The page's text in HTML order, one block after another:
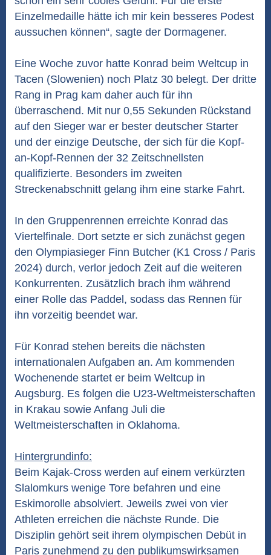
Einzelmedaille hätte ich mir kein besseres Podest
aussuchen können“, sagte der Dormagener.
Eine Woche zuvor hatte Konrad beim Weltcup in
Tacen (Slowenien) noch Platz 30 belegt. Der dritte
Rang in Prag kam daher auch für ihn
überraschend. Mit nur 0,55 Sekunden Rückstand
auf den Sieger war er bester deutscher Starter
und der einzige Deutsche, der sich für die Kopf-
an-Kopf-Rennen der 32 Zeitschnellsten
qualifizierte. Besonders im zweiten
Streckenabschnitt gelang ihm eine starke Fahrt.
In den Gruppenrennen erreichte Konrad das
Viertelfinale. Dort setzte er sich zunächst gegen
den Olympiasieger Finn Butcher (K1 Cross / Paris
2024) durch, verlor jedoch Zeit auf die weiteren
Konkurrenten. Zusätzlich brach ihm während
einer Rolle das Paddel, sodass das Rennen für
ihn vorzeitig beendet war.
Für Konrad stehen bereits die nächsten
internationalen Aufgaben an. Am kommenden
Wochenende startet er beim Weltcup in
Augsburg. Es folgen die U23-Weltmeisterschaften
in Krakau sowie Anfang Juli die
Weltmeisterschaften in Oklahoma.
Hintergrundinfo:
Beim Kajak-Cross werden auf einem verkürzten
Slalomkurs wenige Tore befahren und eine
Eskimorolle absolviert. Jeweils zwei von vier
Athleten erreichen die nächste Runde. Die
Disziplin gehört seit ihrem olympischen Debüt in
Paris zunehmend zu den publikumswirksamen